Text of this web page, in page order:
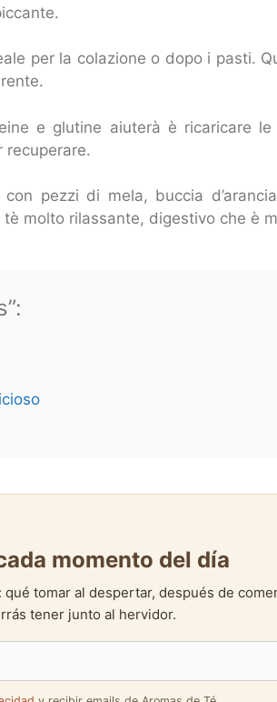
per la colazione o dopo i pasti.
e glutine aiuterà è ricaricare
recuperare.
con pezzi di mela, buccia
molto rilassante, digestivo che è
momento del día
qué tomar al despertar, después de
tener junto al hervidor.